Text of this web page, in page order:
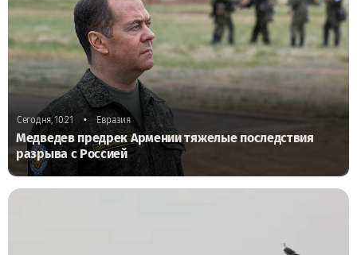
Сегодня, 10:21 • Евразия
Медведев предрек Армении тяжелые последствия
разрыва с Россией